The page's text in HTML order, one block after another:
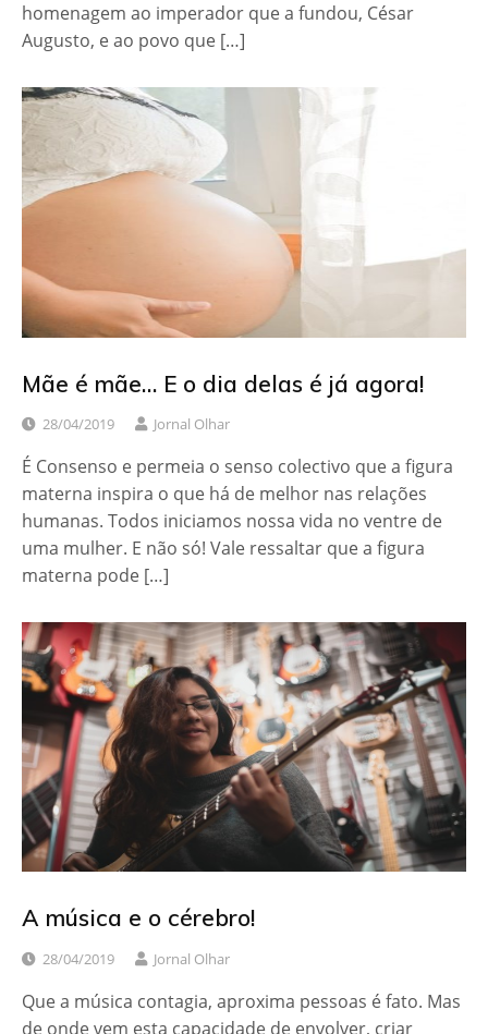
homenagem ao imperador que a fundou, César
Augusto, e ao povo que […]
Mãe é mãe… E o dia delas é já agora!
28/04/2019 Jornal Olhar
É Consenso e permeia o senso colectivo que a figura
materna inspira o que há de melhor nas relações
humanas. Todos iniciamos nossa vida no ventre de
uma mulher. E não só! Vale ressaltar que a figura
materna pode […]
A música e o cérebro!
28/04/2019 Jornal Olhar
Que a música contagia, aproxima pessoas é fato. Mas
de onde vem esta capacidade de envolver, criar